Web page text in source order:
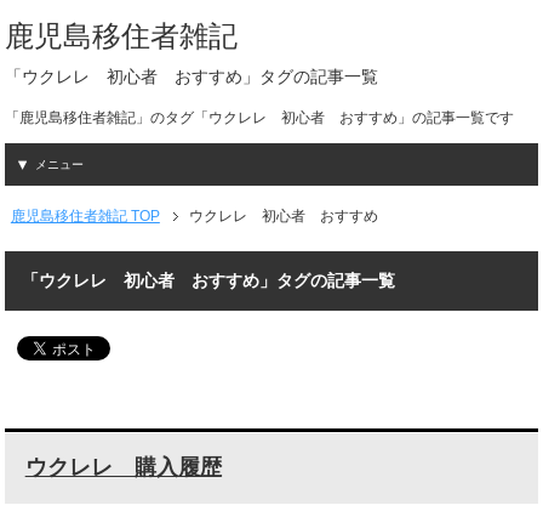
鹿児島移住者雑記
「ウクレレ 初心者 おすすめ」タグの記事一覧
「鹿児島移住者雑記」のタグ「ウクレレ 初心者 おすすめ」の記事一覧です
メニュー
鹿児島移住者雑記 TOP ウクレレ 初心者 おすすめ
「ウクレレ 初心者 おすすめ」タグの記事一覧
ウクレレ 購入履歴